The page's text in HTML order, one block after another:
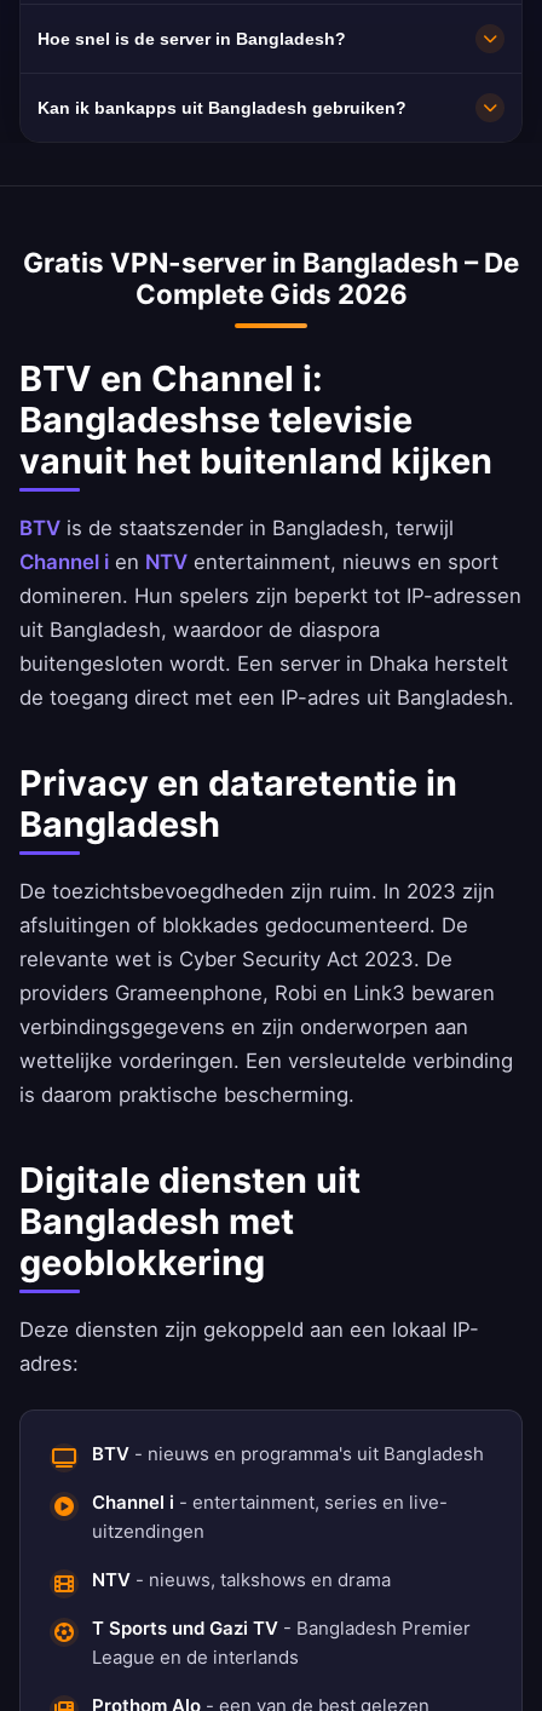
logsbeleid: je surfgedrag blijft privé.
Hoe snel is de server in Bangladesh?
gemiddelde snelheid in Bangladesh is 35
Kan ik bankapps uit Bangladesh gebruiken?
zijn bereikbaar met een IP-adres uit
je bank.
Gratis VPN-server in Bangladesh – De
Complete Gids 2026
BTV en Channel i:
Bangladeshse televisie
vanuit het buitenland kijken
BTV is de staatszender in Bangladesh, terwijl
Channel i en NTV entertainment, nieuws en sport
domineren. Hun spelers zijn beperkt tot IP-adressen
uit Bangladesh, waardoor de diaspora
buitengesloten wordt. Een server in Dhaka herstelt
de toegang direct met een IP-adres uit Bangladesh.
Privacy en dataretentie in
Bangladesh
De toezichtsbevoegdheden zijn ruim. In 2023 zijn
afsluitingen of blokkades gedocumenteerd. De
relevante wet is Cyber Security Act 2023. De
providers Grameenphone, Robi en Link3 bewaren
verbindingsgegevens en zijn onderworpen aan
wettelijke vorderingen. Een versleutelde verbinding
is daarom praktische bescherming.
Digitale diensten uit
Bangladesh met
geoblokkering
Deze diensten zijn gekoppeld aan een lokaal IP-
adres:
BTV - nieuws en programma's uit Bangladesh
Channel i - entertainment, series en live-
uitzendingen
NTV - nieuws, talkshows en drama
T Sports und Gazi TV - Bangladesh Premier
League en de interlands
Prothom Alo - een van de best gelezen